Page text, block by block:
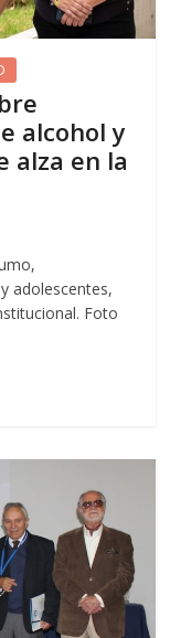
alcohol y
alza en la
adolescentes,
Foto